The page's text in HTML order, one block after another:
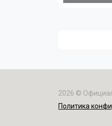
2026 ©
Политика